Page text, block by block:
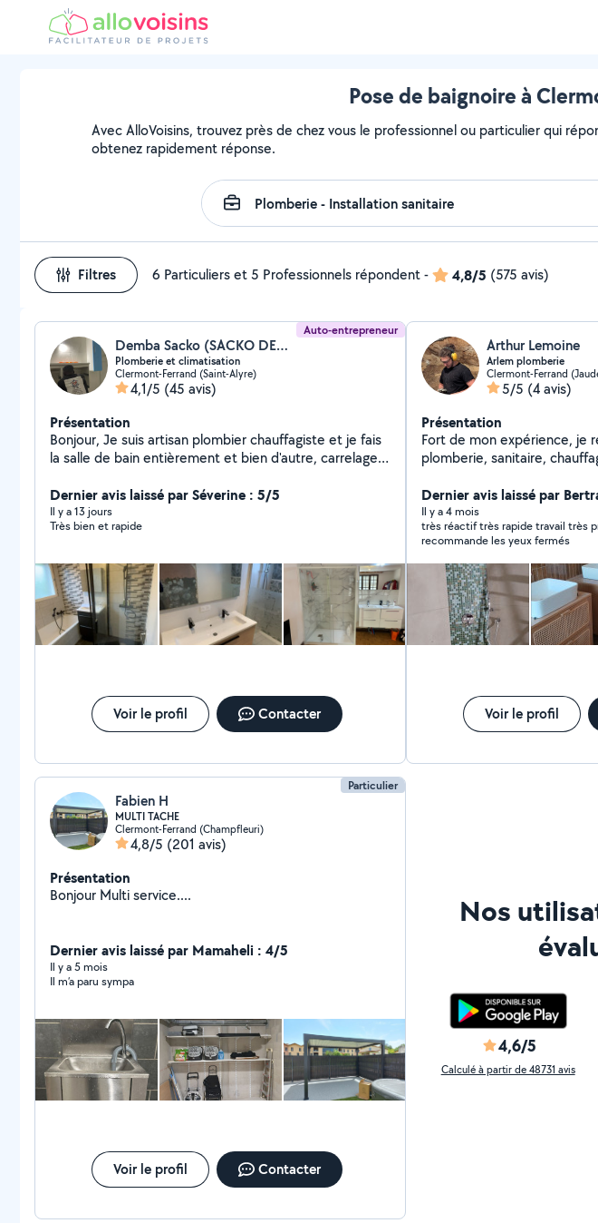
Pose de baignoire à
Avec AlloVoisins, trouvez près de chez vous le professionnel ou particulier qui
obtenez rapidement réponse.
Filtres 6 Particuliers et 5 Professionnels répondent- 4,8/5 (575 avis)
Auto-entrepreneur
Demba Sacko (SACKO DEMBA)
Plomberie et climatisation
Clermont-Ferrand (Saint-Alyre)
4,1/5 (45 avis)
Présentation
Bonjour, Je suis artisan plombier chauffagiste et je fais
la salle de bain entièrement et bien d'autre, carrelage,
mont dore, Ambert, etc
Dernier avis laissé par Séverine : 5/5
Il y a 13 jours
Très bien et rapide
Voir le profil Contacter
Arthur Lemoine
Arlem plomberie
Clermont-Ferrand
5/5 (4 avis)
Présentation
Fort de mon expérience, je
plomberie, sanitaire, chauffage. -Devis gratuit-
réalise également des
électricité et ventilation. Vous avez un projet, une fuite,
un dépannage ou un entretien? Alors contactez moi au
0665080004 Arlem plomberie, au service de votre
habitat.
Dernier avis laissé par
Il y a 4 mois
très réactif très rapide travail très
recommande les yeux fermés
Voir le profil
Particulier
Fabien H
MULTI TACHE
Clermont-Ferrand (Champfleuri)
4,8/5 (201 avis)
Présentation
Bonjour Multi service....
Dernier avis laissé par Mamaheli : 4/5
Il y a 5 mois
Il m’a paru sympa
Voir le profil Contacter
Nos
4,6/5
Calculé à partir de 48731 avis